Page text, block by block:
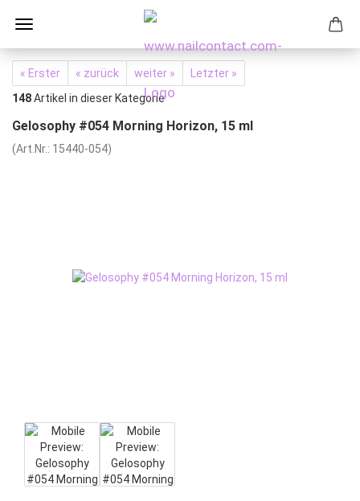
« Erster « zurück weiter »
Letzter »
148Artikel in dieser Kategorie
Gelosophy #054 Morning Horizon, 15 ml
(Art.Nr.: 15440-054)